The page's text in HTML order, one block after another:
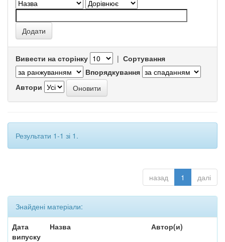
Вивести на сторінку | Сортування
Впорядкування
Автори
Результати 1-1 зі 1.
назад 1 далі
Знайдені матеріали:
Дата
випуску
Назва Автор(и)